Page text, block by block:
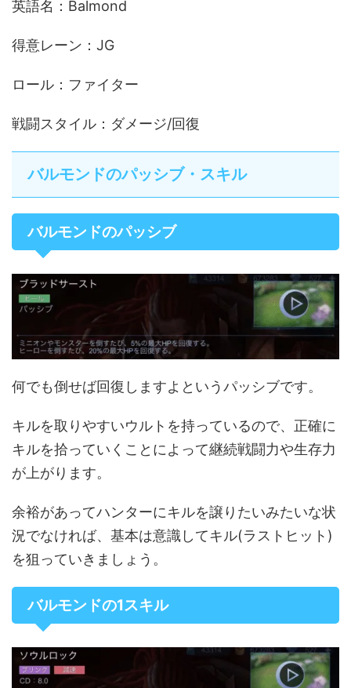
英語名：Balmond
得意レーン：JG
ロール：ファイター
戦闘スタイル：ダメージ/回復
バルモンドのパッシブ・スキル
バルモンドのパッシブ
何でも倒せば回復しますよというパッシブです。
キルを取りやすいウルトを持っているので、正確に
キルを拾っていくことによって継続戦闘力や生存力
が上がります。
余裕があってハンターにキルを譲りたいみたいな状
況でなければ、基本は意識してキル(ラストヒット)
を狙っていきましょう。
バルモンドの1スキル